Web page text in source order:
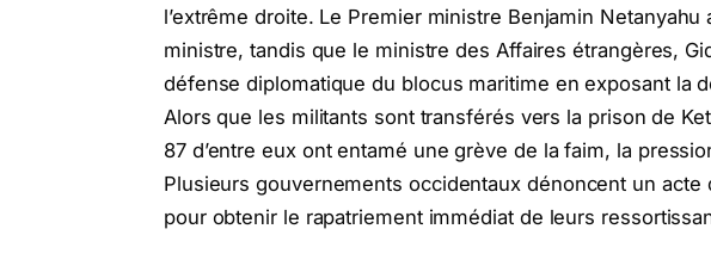
l’extrême droite. Le Premier ministre Benjamin
ministre, tandis que le ministre des Affaires étrangères,
défense diplomatique du blocus maritime en exposant la
Alors que les militants sont transférés vers la prison de
87 d’entre eux ont entamé une grève de la faim, la
Plusieurs gouvernements occidentaux dénoncent un acte
pour obtenir le rapatriement immédiat de leurs